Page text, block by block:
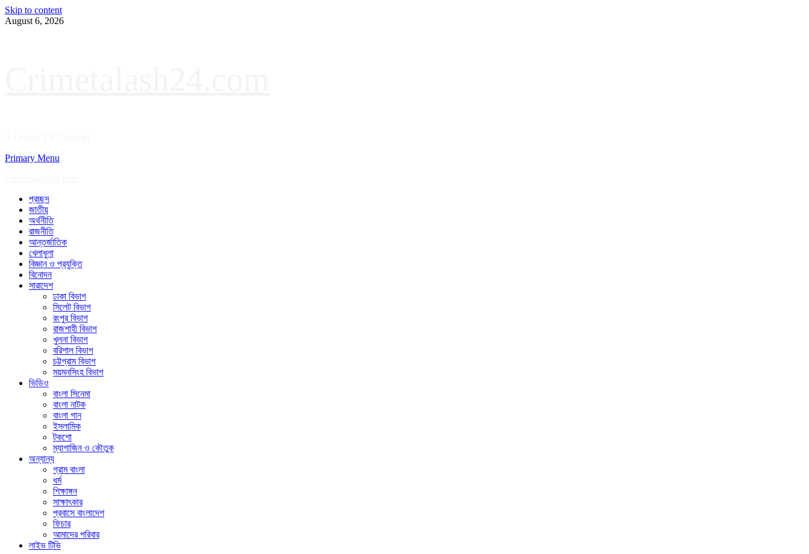
Skip to content
August 6, 2026
Primary Menu
প্রচ্ছদ
জাতীয়
অর্থনীতি
রাজনীতি
আন্তর্জাতিক
খেলাধুলা
বিজ্ঞান ও প্রযুক্তি
বিনোদন
সারাদেশ
ঢাকা বিভাগ
সিলেট বিভাগ
রংপুর বিভাগ
রাজশাহী বিভাগ
খুলনা বিভাগ
বরিশাল বিভাগ
চট্টগ্রাম বিভাগ
ময়মনসিংহ বিভাগ
ভিডিও
বাংলা সিনেমা
বাংলা নাটক
বাংলা গান
ইসলামিক
টকশো
ম্যাগাজিন ও কৌতুক
অন্যান্য
গ্রাম বাংলা
ধর্ম
শিক্ষাঙ্গন
সাক্ষাৎকার
প্রবাসে বাংলাদেশ
ফিচার
আমাদের পরিবার
লাইভ টিভি